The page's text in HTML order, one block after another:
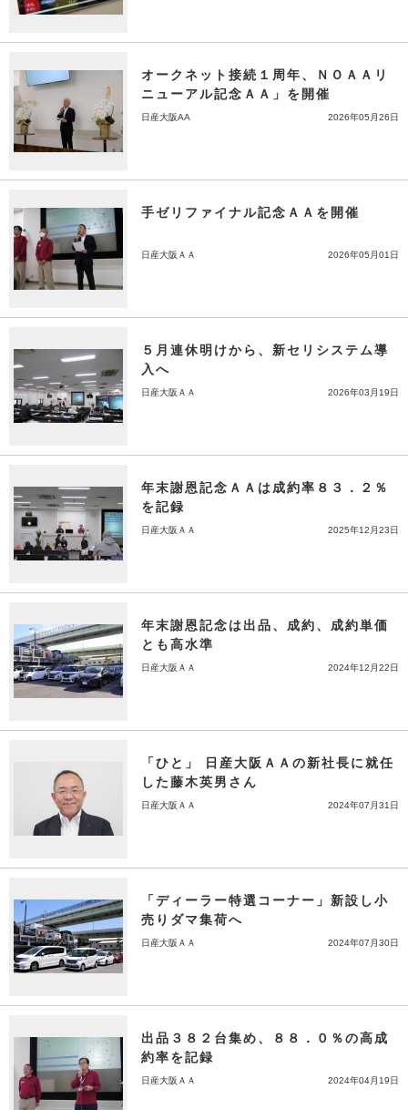
オークネット接続１周年、ＮＯＡＡリ
ニューアル記念ＡＡ」を開催
日産大阪AA 2026年05月26日
手ゼリファイナル記念ＡＡを開催
日産大阪ＡＡ 2026年05月01日
５月連休明けから、新セリシステム導
入へ
日産大阪ＡＡ 2026年03月19日
年末謝恩記念ＡＡは成約率８３．２％
を記録
日産大阪ＡＡ 2025年12月23日
年末謝恩記念は出品、成約、成約単価
とも高水準
日産大阪ＡＡ 2024年12月22日
「ひと」 日産大阪ＡＡの新社長に就任
した藤木英男さん
日産大阪ＡＡ 2024年07月31日
「ディーラー特選コーナー」新設し小
売りダマ集荷へ
日産大阪ＡＡ 2024年07月30日
出品３８２台集め、８８．０％の高成
約率を記録
日産大阪ＡＡ 2024年04月19日